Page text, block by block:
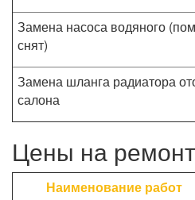
Замена насоса водяного
снят)
Замена шланга радиатора
салона
Цены на
Наименование работ